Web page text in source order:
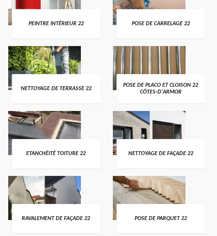
PEINTRE INTÉRIEUR 22 POSE DE CARRELAGE 22
NETTOYAGE DE TERRASSE 22
POSE DE PLACO ET CLOISON 22
CÔTES-D'ARMOR
ETANCHÉITÉ TOITURE 22 NETTOYAGE DE FAÇADE 22
RAVALEMENT DE FAÇADE 22 POSE DE PARQUET 22